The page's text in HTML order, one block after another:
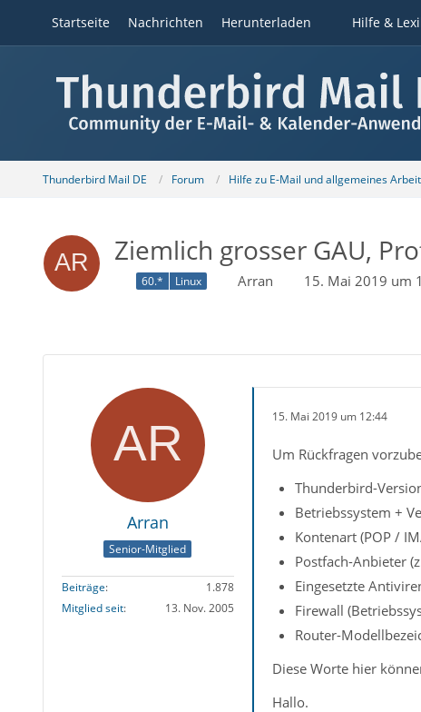
Startseite Nachrichten Herunterladen Hilfe &
Thunderbird Mail DE Forum Hilfe zu E-Mail und allgemeines
Ziemlich grosser GAU,
60.* Linux Arran 15. Mai 2019 um
Arran
Senior-Mitglied
Beiträge
1.878
Mitglied seit
13. Nov. 2005
15. Mai 2019 um 12:44
Um Rückfragen
Thunderbird-
Betriebssystem +
Kontenart (POP /
Postfach-Anbieter
Eingesetzte
Firewall
Router-
Diese Worte hier
Hallo.